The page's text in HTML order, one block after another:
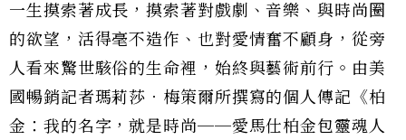
一生摸索著成長，摸索著對戲劇、音樂、與時尚圈
的欲望，活得毫不造作、也對愛情奮不顧身，從旁
人看來驚世駭俗的生命裡，始終與藝術前行。由美
國暢銷記者瑪莉莎．梅策爾所撰寫的個人傳記《柏
金：我的名字，就是時尚──愛馬仕柏金包靈魂人